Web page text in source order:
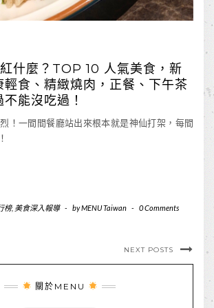
什麼？TOP 10 人氣美食，新
輕食、精緻燒肉，正餐、下午茶
能沒吃過！
！一間間餐廳站出來根本就是神仙打架，每間
榜, 美食深入報導 - byMENU Taiwan - 0 Comments
NEXT POSTS
關於MENU